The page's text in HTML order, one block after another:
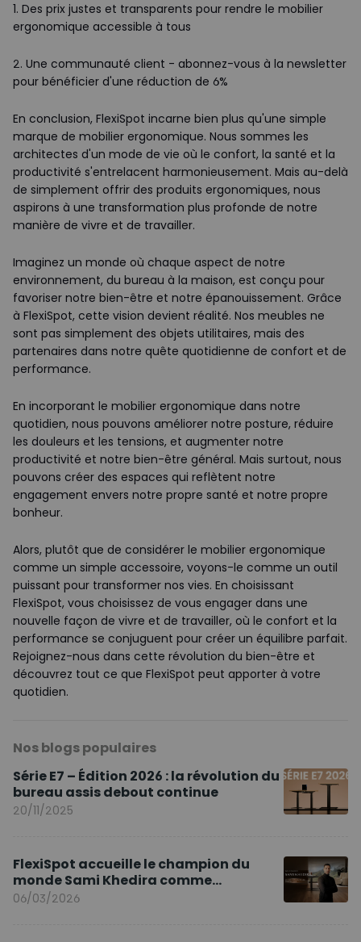
1. Des prix justes et transparents pour rendre le mobilier
ergonomique accessible à tous
2. Une communauté client - abonnez-vous à la newsletter
pour bénéficier d'une réduction de 6%
En conclusion, FlexiSpot incarne bien plus qu'une simple
marque de mobilier ergonomique. Nous sommes les
architectes d'un mode de vie où le confort, la santé et la
productivité s'entrelacent harmonieusement. Mais au-delà
de simplement offrir des produits ergonomiques, nous
aspirons à une transformation plus profonde de notre
manière de vivre et de travailler.
Imaginez un monde où chaque aspect de notre
environnement, du bureau à la maison, est conçu pour
favoriser notre bien-être et notre épanouissement. Grâce
à FlexiSpot, cette vision devient réalité. Nos meubles ne
sont pas simplement des objets utilitaires, mais des
partenaires dans notre quête quotidienne de confort et de
performance.
En incorporant le mobilier ergonomique dans notre
quotidien, nous pouvons améliorer notre posture, réduire
les douleurs et les tensions, et augmenter notre
productivité et notre bien-être général. Mais surtout, nous
pouvons créer des espaces qui reflètent notre
engagement envers notre propre santé et notre propre
bonheur.
Alors, plutôt que de considérer le mobilier ergonomique
comme un simple accessoire, voyons-le comme un outil
puissant pour transformer nos vies. En choisissant
FlexiSpot, vous choisissez de vous engager dans une
nouvelle façon de vivre et de travailler, où le confort et la
performance se conjuguent pour créer un équilibre parfait.
Rejoignez-nous dans cette révolution du bien-être et
découvrez tout ce que FlexiSpot peut apporter à votre
quotidien.
Nos blogs populaires
Série E7 – Édition 2026 : la révolution du
bureau assis debout continue
20/11/2025
FlexiSpot accueille le champion du
monde Sami Khedira comme
ambassadeur de la marque en Europe
06/03/2026